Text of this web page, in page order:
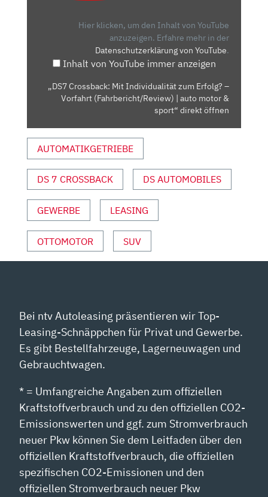
VORFAHRT
(FAHRBERICHT/REVIEW)
&
SPORT“
VON
YOUTUBE
Hier klicken, um den Inhalt von YouTube
anzuzeigen. Erfahre mehr in der
Datenschutzerklärung von YouTube.
Inhalt von YouTube immer anzeigen
„DS7 Crossback: Mit Individualität zum Erfolg? –
Vorfahrt (Fahrbericht/Review) | auto motor &
sport“ direkt öffnen
AUTOMATIKGETRIEBE
DS 7 CROSSBACK DS AUTOMOBILES
GEWERBE LEASING
OTTOMOTOR SUV
Bei ntv Autoleasing präsentieren wir Top-
Leasing-Schnäppchen für Privat und Gewerbe.
Es gibt Bestellfahrzeuge, Lagerneuwagen und
Gebrauchtwagen.
* = Umfangreiche Angaben zum offiziellen
Kraftstoffverbrauch und zu den offiziellen CO2-
Emissionswerten und ggf. zum Stromverbrauch
neuer Pkw können Sie dem Leitfaden über den
offiziellen Kraftstoffverbrauch, die offiziellen
spezifischen CO2-Emissionen und den
offiziellen Stromverbrauch neuer Pkw